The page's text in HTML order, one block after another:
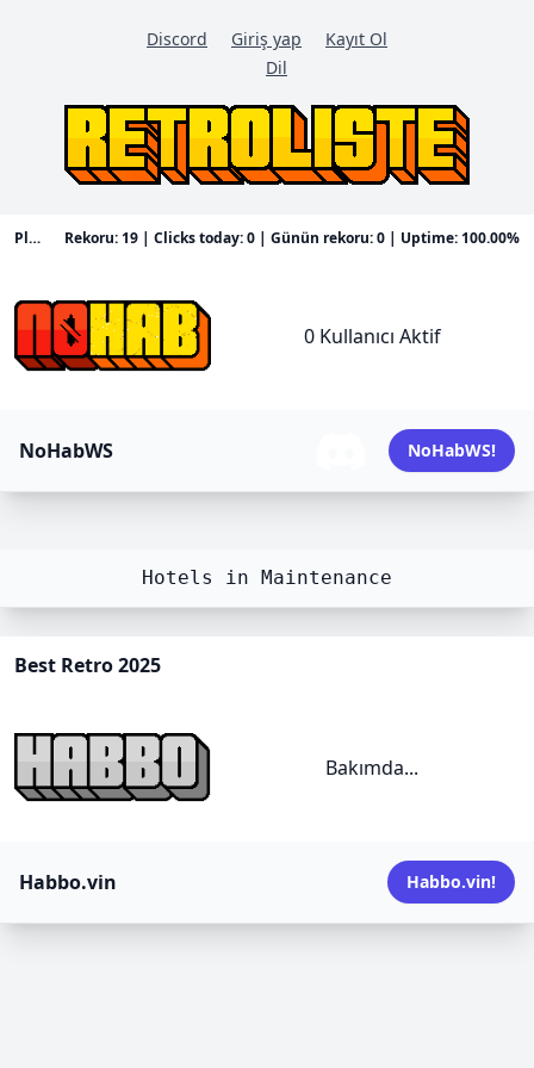
Discord Giriş yap
Kayıt Ol
Dil
Placeholder Rekoru: 19 | Clicks today: 0 | Günün rekoru: 0 | Uptime: 100.00%
0 Kullanıcı Aktif
NoHabWS NoHabWS!
Hotels in Maintenance
Best Retro 2025
Bakımda...
Habbo.vin Habbo.vin!